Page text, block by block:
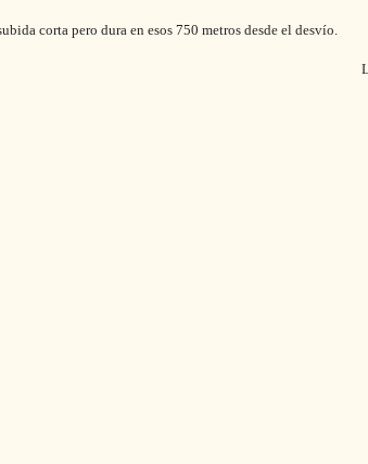
corta pero dura en esos 750 metros desde el desvío.